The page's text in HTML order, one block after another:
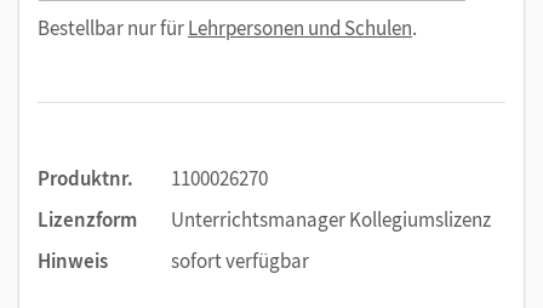
Bestellbar nur fürLehrpersonen und Schulen.
Produktnr.
1100026270
Lizenzform
Unterrichtsmanager Kollegiumslizenz
Hinweis
sofort verfügbar